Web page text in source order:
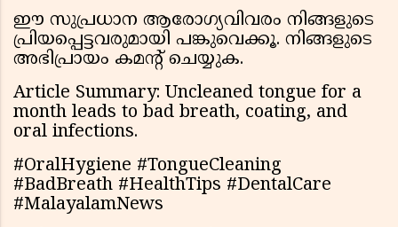
ഈ സുപ്രധാന ആരോഗ്യവിവരം നിങ്ങളുടെ
പ്രിയപ്പെട്ടവരുമായി പങ്കുവെക്കൂ. നിങ്ങളുടെ
അഭിപ്രായം കമൻ്റ് ചെയ്യുക.
Article Summary: Uncleaned tongue for a
month leads to bad breath, coating, and
oral infections.
#OralHygiene #TongueCleaning
#BadBreath #HealthTips #DentalCare
#MalayalamNews